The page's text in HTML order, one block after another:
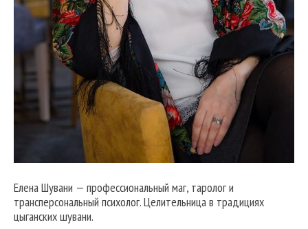
Елена Шувани — профессиональный маг, таролог и
трансперсональный психолог. Целительница в традициях
цыганских шувани.